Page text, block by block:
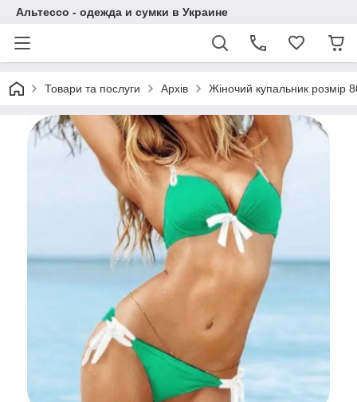
Альтессо - одежда и сумки в Украине
Товари та послуги Архів Жіночий купальник розмір